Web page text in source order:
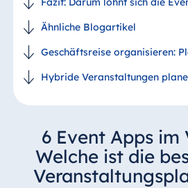
Ähnliche Blogartikel
Geschäftsreise organisieren:
Hybride Veranstaltungen
6 Event Apps im
Welche ist die